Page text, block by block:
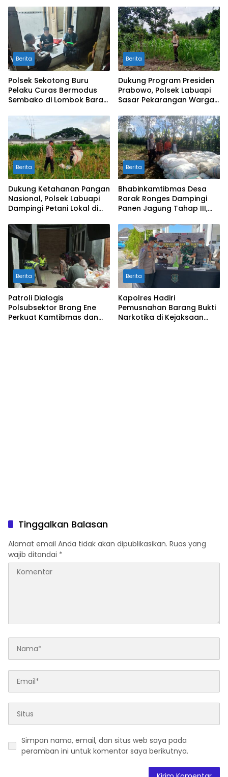
Berita
Polsek Sekotong Buru
Pelaku Curas Bermodus
Sembako di Lombok Barat,
Hoaks
Berita
Dukung Program Presiden
Prabowo, Polsek Labuapi
Sasar Pekarangan Warga
Berita
Dukung Ketahanan Pangan
Nasional, Polsek Labuapi
Dampingi Petani Lokal di
Berita
Bhabinkamtibmas Desa
Rarak Ronges Dampingi
Panen Jagung Tahap III,
Terserap Pasar
Berita
Patroli Dialogis
Polsubsektor Brang Ene
Perkuat Kamtibmas dan
Berita
Kapolres Hadiri
Pemusnahan Barang Bukti
Narkotika di Kejaksaan
Tinggalkan Balasan
Alamat email Anda tidak akan dipublikasikan. Ruas yang
wajib ditandai *
Simpan nama, email, dan situs web saya pada
peramban ini untuk komentar saya berikutnya.